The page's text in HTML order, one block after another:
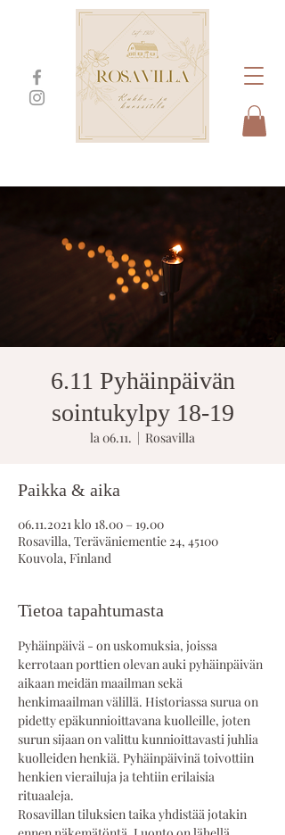
6.11 Pyhäinpäivän
sointukylpy 18-19
la 06.11.
  |
Rosavilla
Paikka & aika
06.11.2021 klo 18.00 – 19.00
Rosavilla, Teräväniementie 24, 45100
Kouvola, Finland
Tietoa tapahtumasta
Pyhäinpäivä - on uskomuksia, joissa
kerrotaan porttien olevan auki pyhäinpäivän
aikaan meidän maailman sekä
henkimaailman välillä. Historiassa surua on
pidetty epäkunnioittavana kuolleille, joten
surun sijaan on valittu kunnioittavasti juhlia
kuolleiden henkiä. Pyhäinpäivinä toivottiin
henkien vierailuja ja tehtiin erilaisia
rituaaleja.
Rosavillan tiluksien taika yhdistää jotakin